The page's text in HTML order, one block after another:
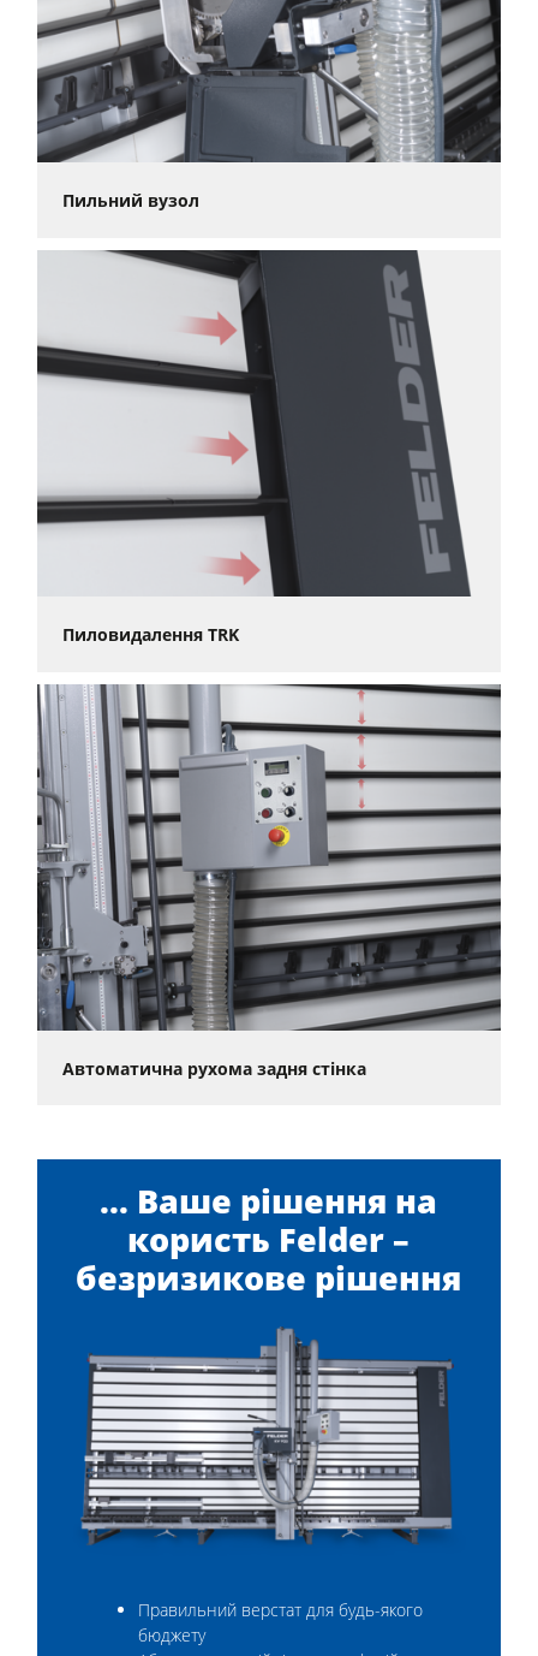
Пильний вузол
Пиловидалення TRK
Автоматична рухома задня стінка
... Ваше рішення на
користь Felder –
безризикове рішення
Правильний верстат для будь-якого
бюджету